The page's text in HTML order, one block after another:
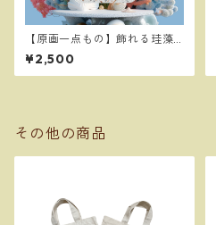
【原画一点もの】飾れる珪藻
土コースター（六角型）：【O
riginal Artwork】Decorativ
e Silica Coaster (Hexagona
¥2,500
その他の商品